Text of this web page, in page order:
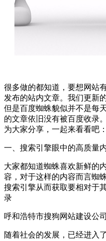
很多做的都知道，要想网站
发布的站内文章。我们更新
但是百度蜘蛛貌似并不是每
的文章依旧没有被百度收录
为大家分享，一起来看看吧：
一、搜索引擎眼中的高质量
大家都知道蜘蛛喜欢新鲜的
容，对于这样的内容而言蜘
搜索引擎从而获取要相对于
录
呼和浩特市搜狗网站建设公
随着社会的发展，已经进入